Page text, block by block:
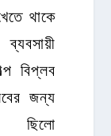
থাকে
বিপ্লব
জন্য
ছিলো